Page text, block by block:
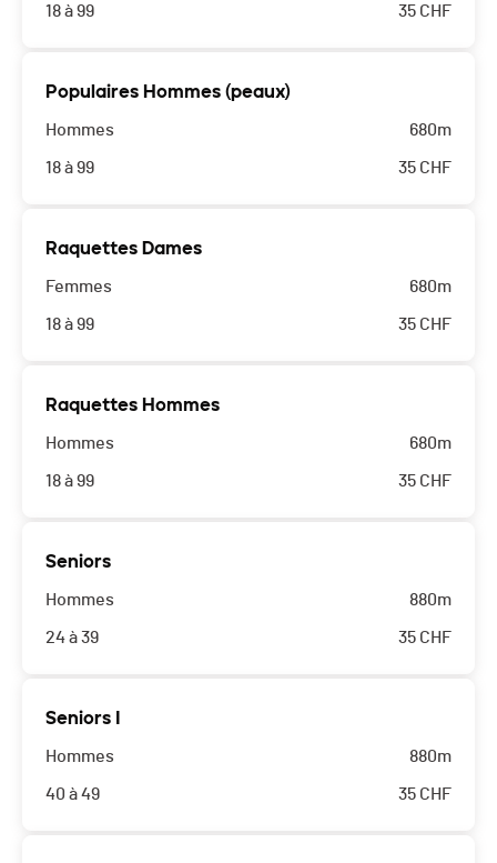
18 à 99 35 CHF
Populaires Hommes (peaux)
Hommes
18 à 99
680m
35 CHF
Raquettes Dames
Femmes
18 à 99
680m
35 CHF
Raquettes Hommes
Hommes
18 à 99
680m
35 CHF
Seniors
Hommes
24 à 39
880m
35 CHF
Seniors I
Hommes
40 à 49
880m
35 CHF